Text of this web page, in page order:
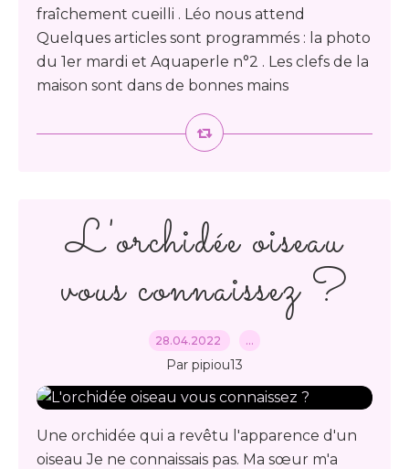
fraîchement cueilli . Léo nous attend
Quelques articles sont programmés : la photo
du 1er mardi et Aquaperle n°2 . Les clefs de la
maison sont dans de bonnes mains
L'orchidée oiseau
vous connaissez ?
28.04.2022 …
Par pipiou13
Une orchidée qui a revêtu l'apparence d'un
oiseau Je ne connaissais pas. Ma sœur m'a